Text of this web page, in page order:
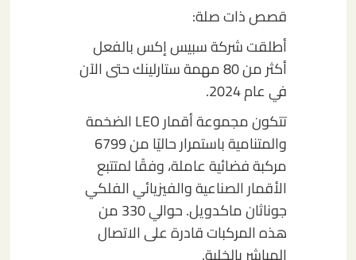
قصص ذات صلة:
أطلقت شركة سبيس إكس بالفعل
أكثر من 80 مهمة ستارلينك حتى الآن
في عام 2024.
تتكون مجموعة أقمار LEO الضخمة
والمتنامية باستمرار حاليًا من 6799
مركبة فضائية عاملة، وفقًا لمتتبع
الأقمار الصناعية والفيزيائي الفلكي
جوناثان ماكدويل. حوالي 330 من
هذه المركبات قادرة على الاتصال